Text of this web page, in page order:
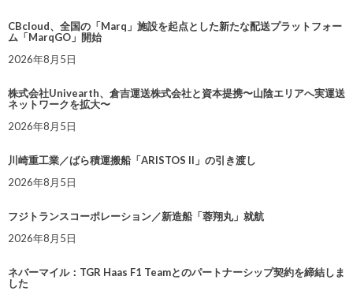
CBcloud、全国の「Marq」施設を起点とした新たな配送プラットフォー
ム「MarqGO」開始
2026年8月5日
株式会社Univearth、倉吉運送株式会社と資本提携〜山陰エリアへ実運送
ネットワークを拡大〜
2026年8月5日
川崎重工業／ばら積運搬船「ARISTOS II」の引き渡し
2026年8月5日
フジトランスコーポレーション／新造船「蓉翔丸」就航
2026年8月5日
ネバーマイル：TGR Haas F1 Teamとのパートナーシップ契約を締結しま
した